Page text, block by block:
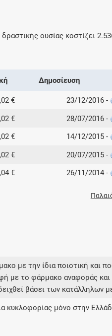
ουσίας κοστίζει
Δημοσίευση
€ 23/12/2016 -
€ 28/07/2016 -
€ 14/12/2015 -
€ 20/07/2015 -
€ 26/11/2014 -
με την ίδια ποιοτική και
με το φάρμακο αναφοράς και
βάσει των κατάλληλων
κυκλοφορίας μόνο στην